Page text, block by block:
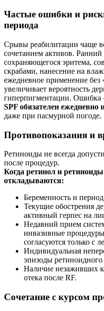
Частые ошибки и
периода
Срывы реабилитации чаще
сочетанием активов.
сохраняющегося эритема,
скрабами, нанесение на
ежедневное применение без
увеличивает вероятность
гиперпигментации.
SPF обязателен ежедневно
даже при пасмурной погоде.
Противопоказания и
Ретиноиды не всегда
после процедур.
Когда ретинол и
откладываются:
Беременность и
Текущие обострения
активный герпес на
Недавний прием
инвазивные
согласуются только с
Индивидуальная
эпизоды ретиноидного
Наличие незаживших
отека после RF.
Сочетание с курсом